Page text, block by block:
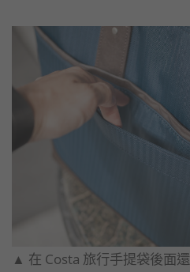
▲​ 在 Costa 旅行手提袋後面